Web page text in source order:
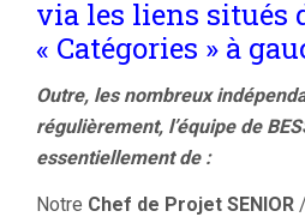
via les liens situés
« Catégories » à
Outre, les nombreux
régulièrement, l’équipe de
essentiellement de :
Notre Chef de Projet SENIOR /